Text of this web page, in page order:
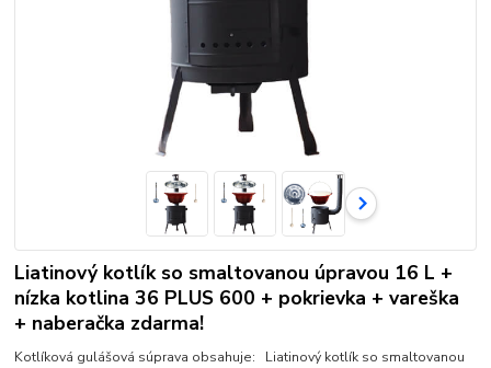
Liatinový kotlík so smaltovanou úpravou 16 L +
nízka kotlina 36 PLUS 600 + pokrievka + vareška
+ naberačka zdarma!
Kotlíková gulášová súprava obsahuje: Liatinový kotlík so smaltovanou